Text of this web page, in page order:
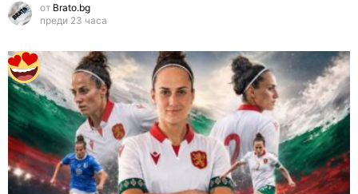
от Brato.bg
преди 23 часа